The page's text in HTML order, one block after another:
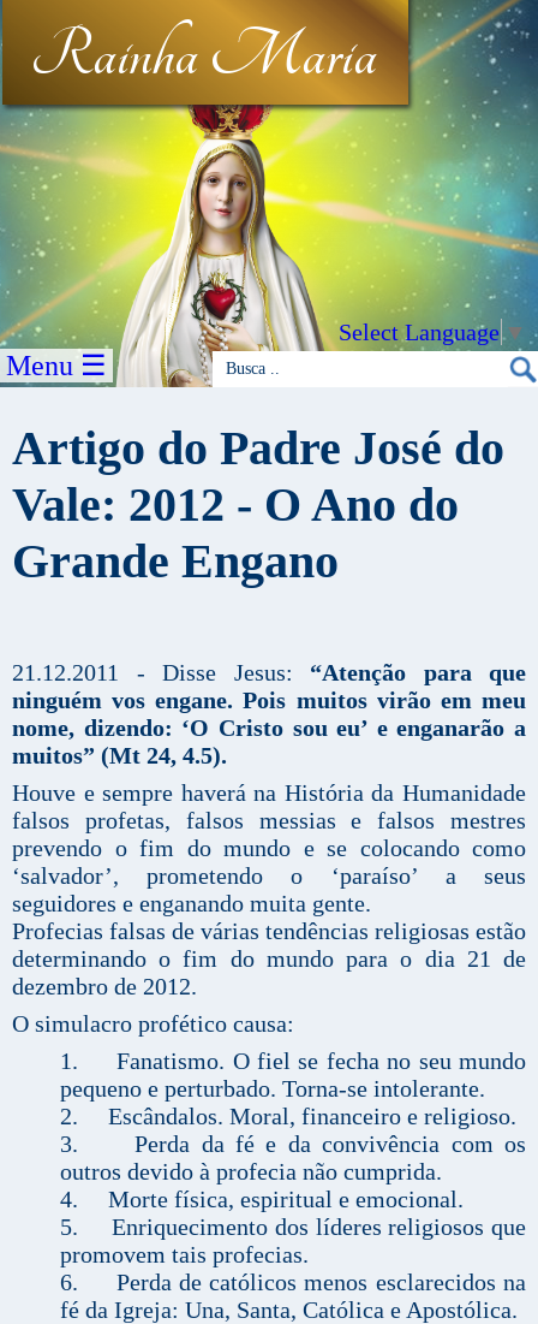
Rainha Maria
Select Language▼
Menu ☰
Artigo do Padre José do
Vale: 2012 - O Ano do
Grande Engano
21.12.2011 - Disse Jesus: “Atenção para que
ninguém vos engane. Pois muitos virão em meu
nome, dizendo: ‘O Cristo sou eu’ e enganarão a
muitos” (Mt 24, 4.5).
Houve e sempre haverá na História da Humanidade
falsos profetas, falsos messias e falsos mestres
prevendo o fim do mundo e se colocando como
‘salvador’, prometendo o ‘paraíso’ a seus
seguidores e enganando muita gente.
Profecias falsas de várias tendências religiosas estão
determinando o fim do mundo para o dia 21 de
dezembro de 2012.
O simulacro profético causa:
1. Fanatismo. O fiel se fecha no seu mundo
pequeno e perturbado. Torna-se intolerante.
2. Escândalos. Moral, financeiro e religioso.
3. Perda da fé e da convivência com os
outros devido à profecia não cumprida.
4. Morte física, espiritual e emocional.
5. Enriquecimento dos líderes religiosos que
promovem tais profecias.
6. Perda de católicos menos esclarecidos na
fé da Igreja: Una, Santa, Católica e Apostólica.